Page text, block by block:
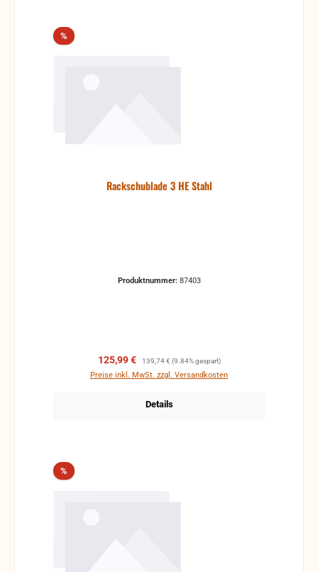
%Rabatt
Rackschublade 3 HE Stahl
Produktnummer: 87403
Verkaufspreis:
125,99 € Regulärer Preis:
139,74 € (9.84% gespart)
Preise inkl. MwSt. zzgl. Versandkosten
Details
%Rabatt